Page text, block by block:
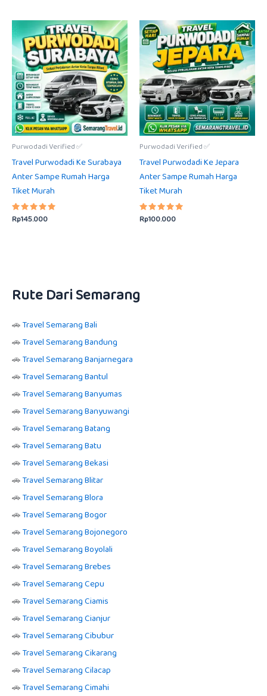
Purwodadi Verified ✅
Travel Purwodadi Ke Surabaya
Anter Sampe Rumah Harga
Tiket Murah
Dinilai
5.00
Rp145.000
Purwodadi Verified ✅
Travel Purwodadi Ke Jepara
Anter Sampe Rumah Harga
Tiket Murah
Dinilai
5.00
Rp100.000
Rute Dari Semarang
🚗Travel Semarang Bali
🚗Travel Semarang Bandung
🚗Travel Semarang Banjarnegara
🚗Travel Semarang Bantul
🚗Travel Semarang Banyumas
🚗Travel Semarang Banyuwangi
🚗Travel Semarang Batang
🚗Travel Semarang Batu
🚗Travel Semarang Bekasi
🚗Travel Semarang Blitar
🚗Travel Semarang Blora
🚗Travel Semarang Bogor
🚗Travel Semarang Bojonegoro
🚗Travel Semarang Boyolali
🚗Travel Semarang Brebes
🚗Travel Semarang Cepu
🚗Travel Semarang Ciamis
🚗Travel Semarang Cianjur
🚗Travel Semarang Cibubur
🚗Travel Semarang Cikarang
🚗Travel Semarang Cilacap
🚗Travel Semarang Cimahi